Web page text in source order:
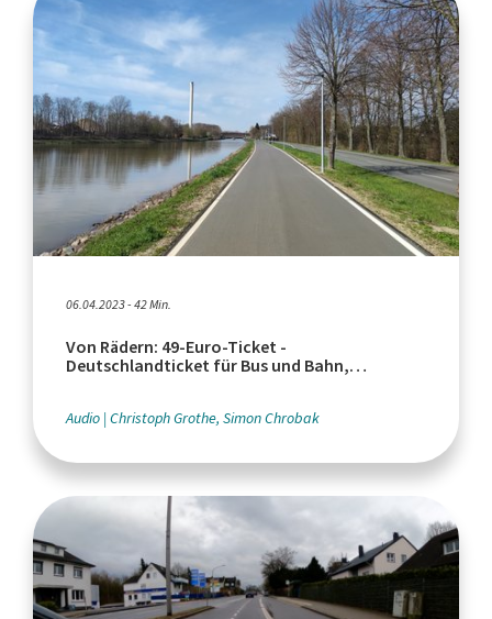
06.04.2023 - 42 Min.
Von Rädern: 49-Euro-Ticket -
Deutschlandticket für Bus und Bahn,
Audio Christoph Grothe, Simon Chrobak